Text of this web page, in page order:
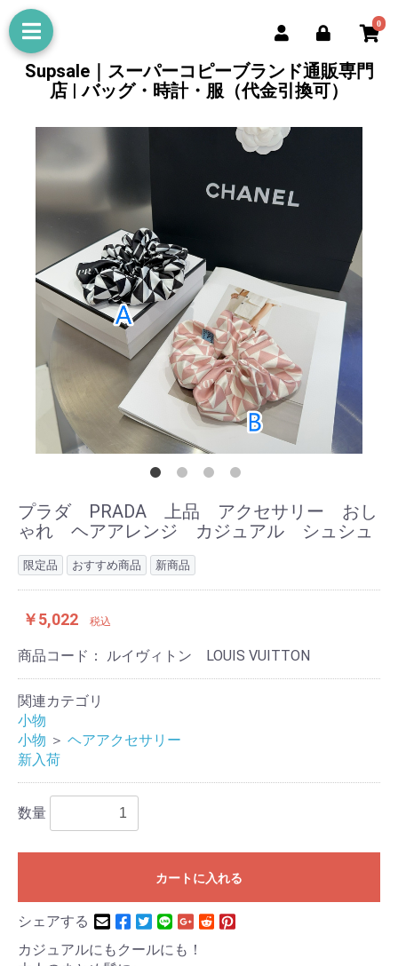
0
Supsale｜スーパーコピーブランド通販専門
店 | バッグ・時計・服（代金引換可）
プラダ PRADA 上品 アクセサリー おし
ゃれ ヘアアレンジ カジュアル シュシュ
限定品 おすすめ商品 新商品
￥5,022 税込
商品コード： ルイヴィトン LOUIS VUITTON
関連カテゴリ
小物
小物 ＞ ヘアアクセサリー
新入荷
数量
カートに入れる
シェアする
カジュアルにもクールにも！